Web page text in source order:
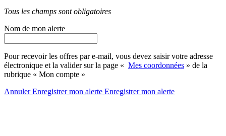
Tous les champs sont obligatoires
Nom de mon alerte
Pour recevoir les offres par e-mail, vous devez saisir votre adresse
électronique et la valider sur la page « Mes coordonnées » de la
rubrique « Mon compte »
AnnulerEnregistrer mon alerte Enregistrermon alerte